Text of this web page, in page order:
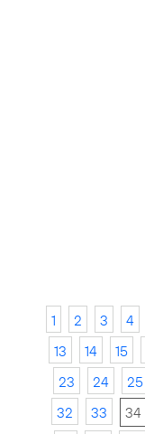
1 2 3 4
13
14 15
23
24 25
32
33 34